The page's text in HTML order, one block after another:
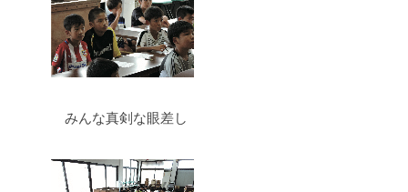
みんな真剣な眼差し